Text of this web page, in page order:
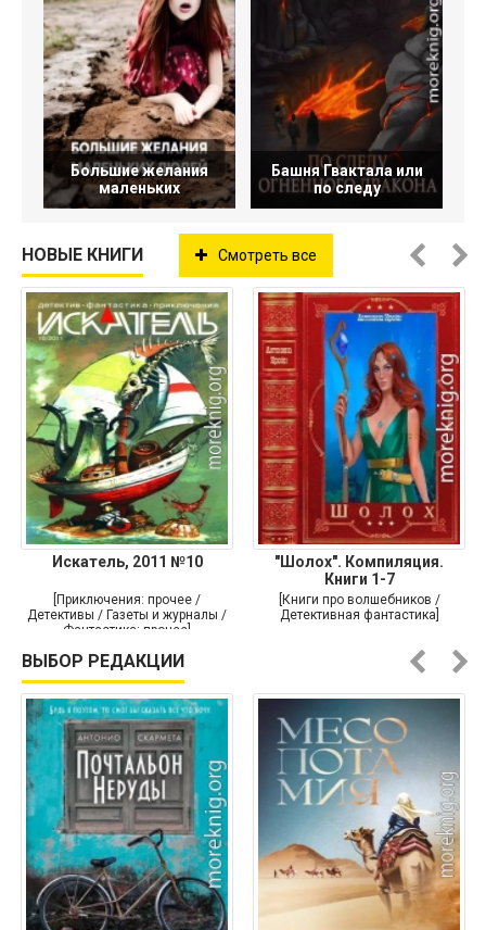
Большие желания
маленьких
Башня Гвактала или
по следу
НОВЫЕ КНИГИ Смотреть все
Искатель, 2011 №10
[Приключения: прочее /
Детективы / Газеты и журналы /
Фантастика: прочее]
"Шолох". Компиляция.
Книги 1-7
[Книги про волшебников /
Детективная фантастика]
ВЫБОР РЕДАКЦИИ